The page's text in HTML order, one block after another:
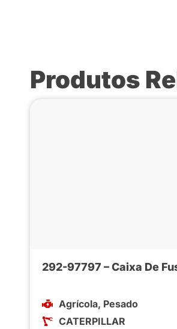
Produtos
292-97797 – Caixa De
Agrícola, Pesado
CATERPILLAR